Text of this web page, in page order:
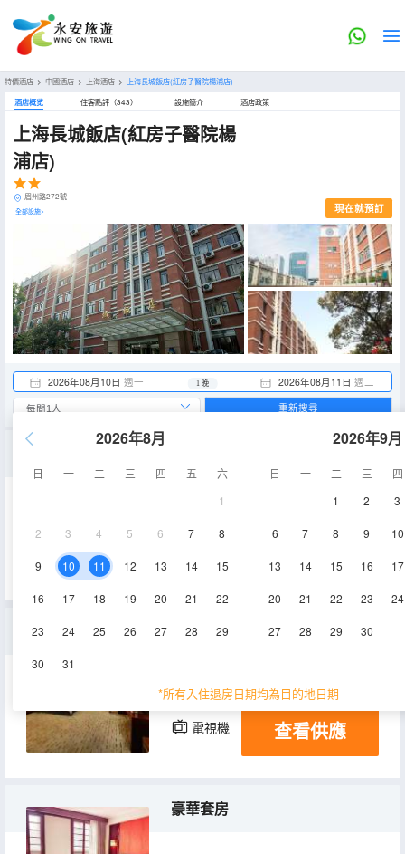
特價酒店 > 中國酒店 > 上海酒店 > 上海長城飯店(紅房子醫院楊浦店)
酒店概览 住客點評（343） 設施簡介 酒店政策
上海長城飯店(紅房子醫院楊
浦店)
眉州路272號
全部設施> 現在就預訂
2026年08月10日 週一 2026年08月11日 週二
1 晚
2026年8月
日 一 二 三 四 五
六
1
2 3 4 5 6 7 8
9 10 11 12 13 14 15
16 17 18 19 20 21 22
23 24 25 26 27 28 29
30 31
2026年9月
日 一 二 三
四
1
2 3
6 7 8 9 10
13 14 15 16 17
20 21 22 23 24
27 28 29 30
*所有入住退房日期均為目的地日期
重新搜尋
空調
家庭套房
50㎡ 2-3層 空調
電視機 查看供應
豪華套房